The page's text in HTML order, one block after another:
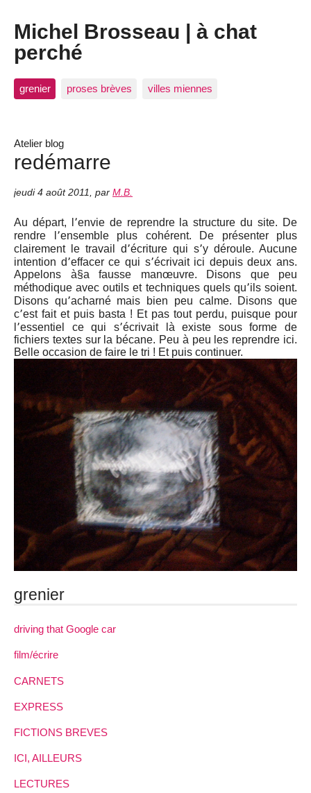
Michel Brosseau | à chat
perché
grenier proses brèves villes miennes
Atelier blog
redémarre
jeudi 4 août 2011, par M.B.
Au départ, l՚envie de reprendre la structure du site. De
rendre l՚ensemble plus cohérent. De présenter plus
clairement le travail d՚écriture qui s՚y déroule. Aucune
intention d՚effacer ce qui s՚écrivait ici depuis deux ans.
Appelons à§a fausse manœuvre. Disons que peu
méthodique avec outils et techniques quels qu՚ils soient.
Disons qu՚acharné mais bien peu calme. Disons que
c՚est fait et puis basta ! Et pas tout perdu, puisque pour
l՚essentiel ce qui s՚écrivait là existe sous forme de
fichiers textes sur la bécane. Peu à peu les reprendre ici.
Belle occasion de faire le tri ! Et puis continuer.
grenier
driving that Google car
film/écrire
CARNETS
EXPRESS
FICTIONS BREVES
ICI, AILLEURS
LECTURES